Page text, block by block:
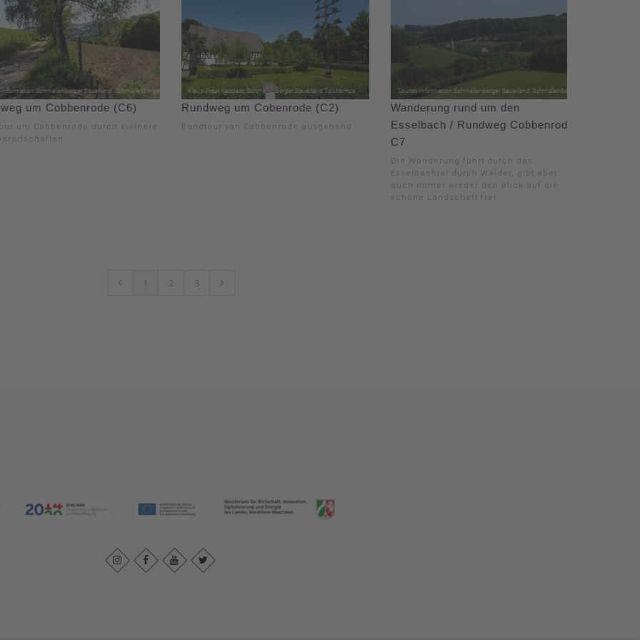
um Cobbenrode (C6)
um Cobbenrode durch kleinere
Rundweg um Cobenrode (C2)
Rundtour von Cobbenrode ausgehend.
Wanderung rund um den
Esselbach / Rundweg Cobbenrode
C7
Die Wanderung führt durch das
Esselbachtal durch Wälder, gibt aber
auch immer wieder den Blick auf die
schöne Landschaft frei.
1 2 3